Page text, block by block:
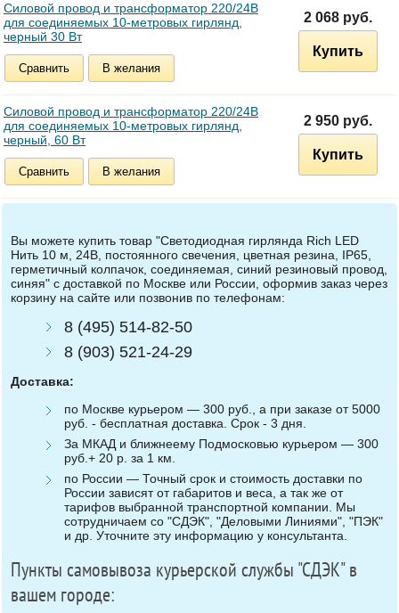
Силовой провод и трансформатор 220/24В
для соединяемых 10-метровых гирлянд,
черный 30 Вт
Сравнить В желания
2 068 руб.
Купить
Силовой провод и трансформатор 220/24В
для соединяемых 10-метровых гирлянд,
черный, 60 Вт
Сравнить В желания
2 950 руб.
Купить
Вы можете купить товар "Светодиодная гирлянда Rich LED
Нить 10 м, 24В, постоянного свечения, цветная резина, IP65,
герметичный колпачок, соединяемая, синий резиновый провод,
синяя" с доставкой по Москве или России, оформив заказ через
корзину на сайте или позвонив по телефонам:
8 (495) 514-82-50
8 (903) 521-24-29
Доставка:
по Москве курьером — 300 руб., а при заказе от 5000
руб. - бесплатная доставка. Срок - 3 дня.
За МКАД и ближнеему Подмосковью курьером — 300
руб.+ 20 р. за 1 км.
по России — Точный срок и стоимость доставки по
России зависят от габаритов и веса, а так же от
тарифов выбранной транспортной компании. Мы
сотрудничаем со "СДЭК", "Деловыми Линиями", "ПЭК"
и др. Уточните эту информацию у консультанта.
Пункты самовывоза курьерской службы "СДЭК" в
вашем городе: